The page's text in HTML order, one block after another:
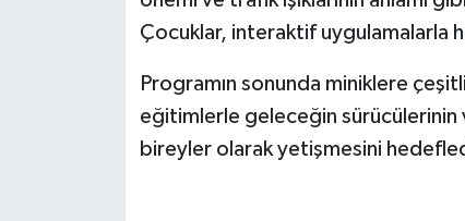
Çocuklar, interaktif uygulamalarla
Programın sonunda miniklere
eğitimlerle geleceğin sürücülerinin
bireyler olarak yetişmesini